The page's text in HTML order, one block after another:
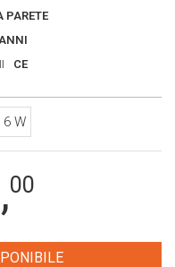
PARETE
CE
6 W
00